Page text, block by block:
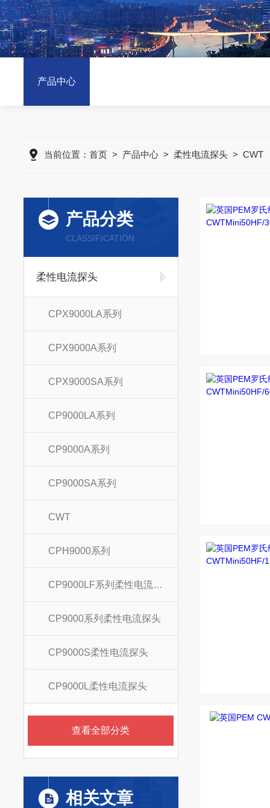
产品中心
当前位置： 首页 > 产品中心 > 柔性电流探头 > CWT
产品分类
CLASSIFICATION
柔性电流探头
CPX9000LA系列
CPX9000A系列
CPX9000SA系列
CP9000LA系列
CP9000A系列
CP9000SA系列
CWT
CPH9000系列
CP9000LF系列柔性电流探头
CP9000系列柔性电流探头
CP9000S柔性电流探头
CP9000L柔性电流探头
查看全部分类
相关文章